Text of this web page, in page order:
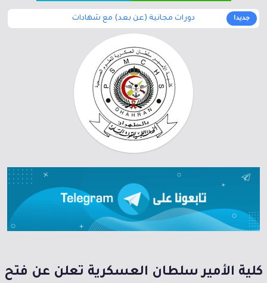
جديد! دورات مجانية (عن بعد) مع شهادات
كلية الأمير سلطان العسكرية تعلن عن فتح